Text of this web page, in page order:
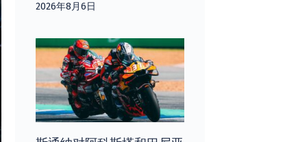
2026年8月6日